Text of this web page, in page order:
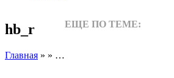
hb_r
Главная » » …
ЕЩЕ ПО ТЕМЕ: